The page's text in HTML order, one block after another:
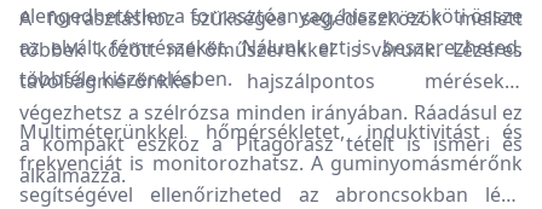
elengedhetetlen a forrasztóanyag, hiszen ez köti össze
az elvált fémrészeket. Nálunk ezt is beszerezheted,
többféle kiszerelésben.
A forrasztáshoz szükséges segédeszközök mellett
többek között mérőműszerekkel is várunk. Lézeres
távolságmérőnkkel hajszálpontos méréseket
végezhetsz a szélrózsa minden irányában. Ráadásul ez
a kompakt eszköz a Pitagorasz tételt is ismeri és
alkalmazza.
Multiméterünkkel hőmérsékletet, induktivitást és
frekvenciát is monitorozhatsz. A guminyomásmérőnk
segítségével ellenőrizheted az abroncsokban lévő